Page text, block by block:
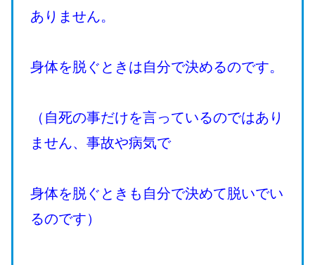
ありません。
身体を脱ぐときは自分で決めるのです。
（自死の事だけを言っているのではあり
ません、事故や病気で
身体を脱ぐときも自分で決めて脱いでい
るのです）